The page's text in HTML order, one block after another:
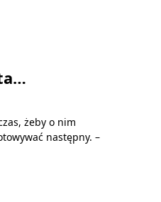
żeby o nim
następny. –